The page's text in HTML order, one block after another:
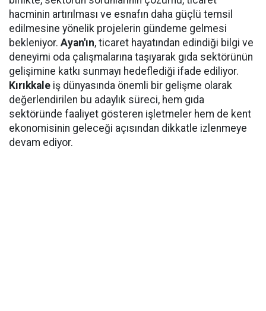
hacminin artırılması ve esnafın daha güçlü temsil
edilmesine yönelik projelerin gündeme gelmesi
bekleniyor. Ayan'ın, ticaret hayatından edindiği bilgi ve
deneyimi oda çalışmalarına taşıyarak gıda sektörünün
gelişimine katkı sunmayı hedeflediği ifade ediliyor.
Kırıkkale iş dünyasında önemli bir gelişme olarak
değerlendirilen bu adaylık süreci, hem gıda
sektöründe faaliyet gösteren işletmeler hem de kent
ekonomisinin geleceği açısından dikkatle izlenmeye
devam ediyor.